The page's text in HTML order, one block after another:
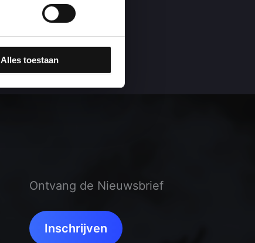
Alles toestaan
Ontvang de Nieuwsbrief
Inschrijven